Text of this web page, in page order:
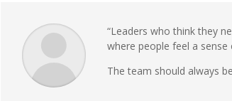
“Leaders who think they
where people feel a
The team should always